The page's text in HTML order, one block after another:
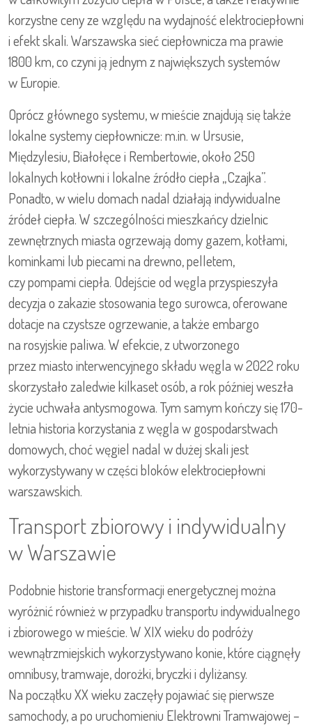
korzystne ceny ze względu na wydajność elektrociepłowni
i efekt skali. Warszawska sieć ciepłownicza ma prawie
1800 km, co czyni ją jednym z największych systemów
w Europie.
Oprócz głównego systemu, w mieście znajdują się także
lokalne systemy ciepłownicze: m.in. w Ursusie,
Międzylesiu, Białołęce i Rembertowie, około 250
lokalnych kotłowni i lokalne źródło ciepła „Czajka”.
Ponadto, w wielu domach nadal działają indywidualne
źródeł ciepła. W szczególności mieszkańcy dzielnic
zewnętrznych miasta ogrzewają domy gazem, kotłami,
kominkami lub piecami na drewno, pelletem,
czy pompami ciepła. Odejście od węgla przyspieszyła
decyzja o zakazie stosowania tego surowca, oferowane
dotacje na czystsze ogrzewanie, a także embargo
na rosyjskie paliwa. W efekcie, z utworzonego
przez miasto interwencyjnego składu węgla w 2022 roku
skorzystało zaledwie kilkaset osób, a rok później weszła
życie uchwała antysmogowa. Tym samym kończy się 170-
letnia historia korzystania z węgla w gospodarstwach
domowych, choć węgiel nadal w dużej skali jest
wykorzystywany w części bloków elektrociepłowni
warszawskich.
Transport zbiorowy i indywidualny
w Warszawie
Podobnie historie transformacji energetycznej można
wyróżnić również w przypadku transportu indywidualnego
i zbiorowego w mieście. W XIX wieku do podróży
wewnątrzmiejskich wykorzystywano konie, które ciągnęły
omnibusy, tramwaje, dorożki, bryczki i dyliżansy.
Na początku XX wieku zaczęły pojawiać się pierwsze
samochody, a po uruchomieniu Elektrowni Tramwajowej –